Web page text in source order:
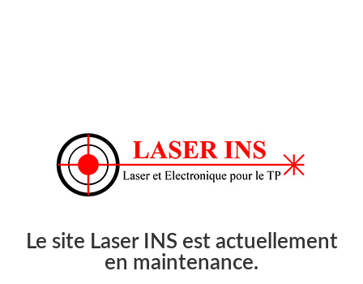
Le site Laser INS est actuellement
en maintenance.